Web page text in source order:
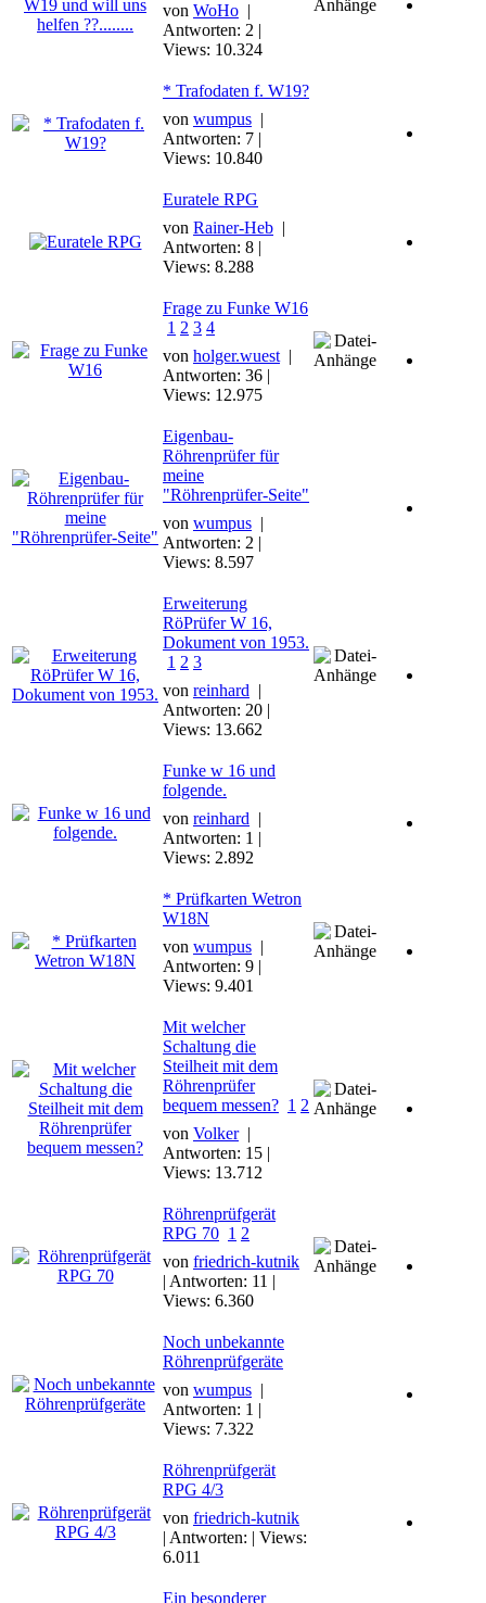
von WoHo |
Antworten: 2 |
Views: 10.324
* Trafodaten f. W19?
von wumpus |
Antworten: 7 |
Views: 10.840
Euratele RPG
von Rainer-Heb |
Antworten: 8 |
Views: 8.288
Frage zu Funke W16
1 2 3 4
von holger.wuest |
Antworten: 36 |
Views: 12.975
Eigenbau-
Röhrenprüfer für
meine
"Röhrenprüfer-Seite"
von wumpus |
Antworten: 2 |
Views: 8.597
Erweiterung
RöPrüfer W 16,
Dokument von 1953.
1 2 3
von reinhard |
Antworten: 20 |
Views: 13.662
Funke w 16 und
folgende.
von reinhard |
Antworten: 1 |
Views: 2.892
* Prüfkarten Wetron
W18N
von wumpus |
Antworten: 9 |
Views: 9.401
Mit welcher
Schaltung die
Steilheit mit dem
Röhrenprüfer
bequem messen? 1 2
von Volker |
Antworten: 15 |
Views: 13.712
Röhrenprüfgerät
RPG 70 1 2
von friedrich-kutnik
| Antworten: 11 |
Views: 6.360
Noch unbekannte
Röhrenprüfgeräte
von wumpus |
Antworten: 1 |
Views: 7.322
Röhrenprüfgerät
RPG 4/3
von friedrich-kutnik
| Antworten: | Views:
6.011
Ein besonderer